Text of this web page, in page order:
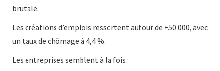
brutale.
Les créations d’emplois ressortent autour de +50 000, avec
un taux de chômage à 4,4 %.
Les entreprises semblent à la fois :